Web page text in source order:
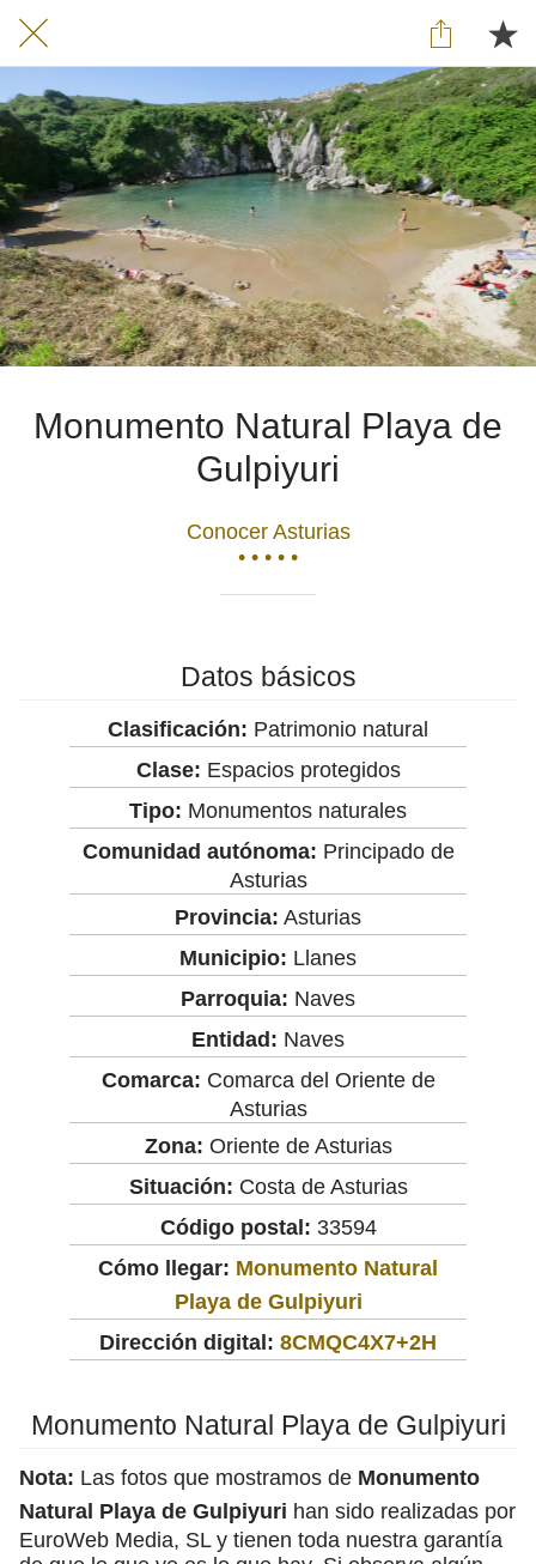
Monumento Natural Playa de
Gulpiyuri
Conocer Asturias
• • • • •
Datos básicos
Clasificación: Patrimonio natural
Clase: Espacios protegidos
Tipo: Monumentos naturales
Comunidad autónoma: Principado de
Asturias
Provincia: Asturias
Municipio: Llanes
Parroquia: Naves
Entidad: Naves
Comarca: Comarca del Oriente de
Asturias
Zona: Oriente de Asturias
Situación: Costa de Asturias
Código postal: 33594
Cómo llegar: Monumento Natural
Playa de Gulpiyuri
Dirección digital: 8CMQC4X7+2H
Monumento Natural Playa de Gulpiyuri
Nota: Las fotos que mostramos de Monumento
Natural Playa de Gulpiyuri han sido realizadas por
EuroWeb Media, SL y tienen toda nuestra garantía